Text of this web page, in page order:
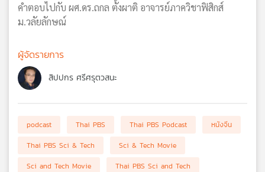
คำตอบไปกับ ผศ.ดร.ถกล ตั้งผาติ อาจารย์ภาควิชาฟิสิกส์
ม.วลัยลักษณ์
ผู้จัดรายการ
สิปปกร ศรีศรุตวสนะ
podcast Thai PBS Thai PBS Podcast
หนังจีน
Thai PBS Sci & Tech
Sci & Tech Movie
Sci and Tech Movie
Thai PBS Sci and Tech